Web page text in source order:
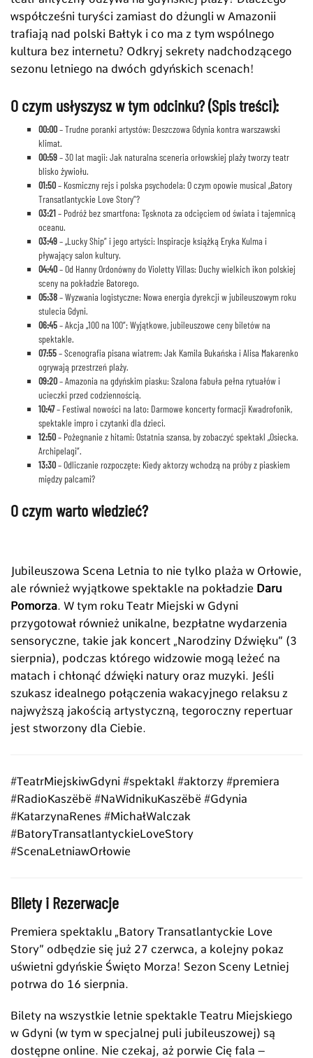
współcześni turyści zamiast do dżungli w Amazonii
trafiają nad polski Bałtyk i co ma z tym wspólnego
kultura bez internetu? Odkryj sekrety nadchodzącego
sezonu letniego na dwóch gdyńskich scenach!
O czym usłyszysz w tym odcinku? (Spis treści):
00:00– Trudne poranki artystów: Deszczowa Gdynia kontra warszawski
klimat.
00:59– 30 lat magii: Jak naturalna sceneria orłowskiej plaży tworzy teatr
blisko żywiołu.
01:50– Kosmiczny rejs i polska psychodela: O czym opowie musical „Batory
Transatlantyckie Love Story”?
03:21– Podróż bez smartfona: Tęsknota za odcięciem od świata i tajemnicą
oceanu.
03:49– „Lucky Ship” i jego artyści: Inspiracje książką Eryka Kulma i
pływający salon kultury.
04:40– Od Hanny Ordonówny do Violetty Villas: Duchy wielkich ikon polskiej
sceny na pokładzie Batorego.
05:38– Wyzwania logistyczne: Nowa energia dyrekcji w jubileuszowym roku
stulecia Gdyni.
06:45– Akcja „100 na 100”: Wyjątkowe, jubileuszowe ceny biletów na
spektakle.
07:55– Scenografia pisana wiatrem: Jak Kamila Bukańska i Alisa Makarenko
ogrywają przestrzeń plaży.
09:20– Amazonia na gdyńskim piasku: Szalona fabuła pełna rytuałów i
ucieczki przed codziennością.
10:47– Festiwal nowości na lato: Darmowe koncerty formacji Kwadrofonik,
spektakle impro i czytanki dla dzieci.
12:50– Pożegnanie z hitami: Ostatnia szansa, by zobaczyć spektakl „Osiecka.
Archipelagi”.
13:30– Odliczanie rozpoczęte: Kiedy aktorzy wchodzą na próby z piaskiem
między palcami?
O czym warto wiedzieć?
Jubileuszowa Scena Letnia to nie tylko plaża w Orłowie,
ale również wyjątkowe spektakle na pokładzie Daru
Pomorza. W tym roku Teatr Miejski w Gdyni
przygotował również unikalne, bezpłatne wydarzenia
sensoryczne, takie jak koncert „Narodziny Dźwięku” (3
sierpnia), podczas którego widzowie mogą leżeć na
matach i chłonąć dźwięki natury oraz muzyki. Jeśli
szukasz idealnego połączenia wakacyjnego relaksu z
najwyższą jakością artystyczną, tegoroczny repertuar
jest stworzony dla Ciebie.
#TeatrMiejskiwGdyni #spektakl #aktorzy #premiera
#RadioKaszëbë #NaWidnikuKaszëbë #Gdynia
#KatarzynaRenes #MichałWalczak
#BatoryTransatlantyckieLoveStory
#ScenaLetniawOrłowie
Bilety i Rezerwacje
Premiera spektaklu „Batory Transatlantyckie Love
Story” odbędzie się już 27 czerwca, a kolejny pokaz
uświetni gdyńskie Święto Morza! Sezon Sceny Letniej
potrwa do 16 sierpnia.
Bilety na wszystkie letnie spektakle Teatru Miejskiego
w Gdyni (w tym w specjalnej puli jubileuszowej) są
dostępne online. Nie czekaj, aż porwie Cię fala –